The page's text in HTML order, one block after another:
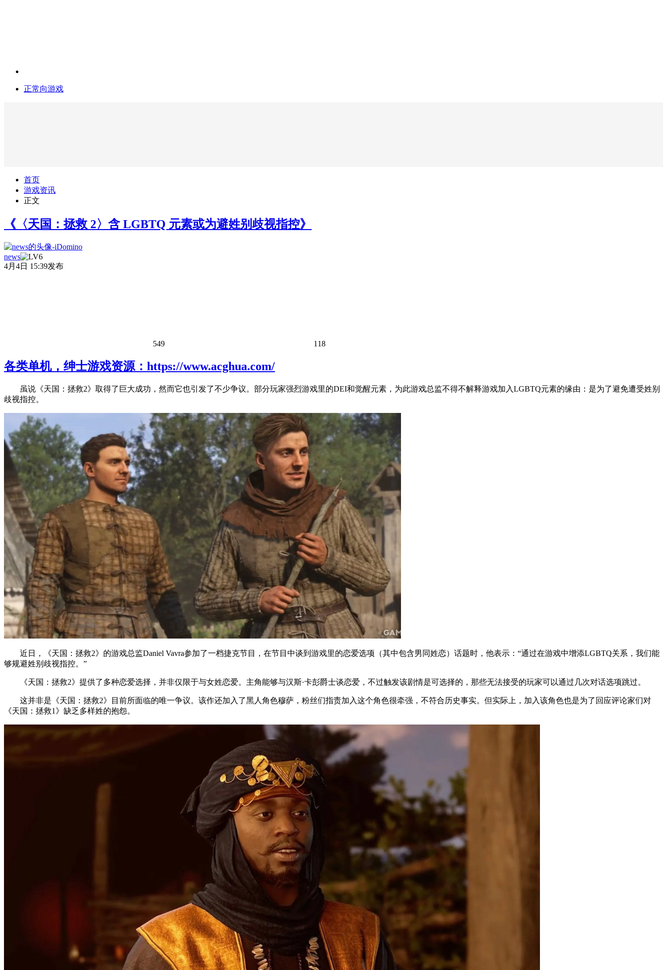
正常向游戏
首页
游戏资讯
正文
《〈天国：拯救 2〉含 LGBTQ 元素或为避姓别歧视指控》
news
4月4日 15:39发布
549 118
各类单机，绅士游戏资源：https://www.acghua.com/
虽说《天国：拯救2》取得了巨大成功，然而它也引发了不少争议。部分玩家强烈游戏里的DEI和觉醒元素，为此游戏总监不得不解释游戏加入LGBTQ元素的缘由：是为了避免遭受姓别
歧视指控。
近日，《天国：拯救2》的游戏总监Daniel Vavra参加了一档捷克节目，在节目中谈到游戏里的恋爱选项（其中包含男同姓恋）话题时，他表示：“通过在游戏中增添LGBTQ关系，我们能
够规避姓别歧视指控。”
《天国：拯救2》提供了多种恋爱选择，并非仅限于与女姓恋爱。主角能够与汉斯·卡彭爵士谈恋爱，不过触发该剧情是可选择的，那些无法接受的玩家可以通过几次对话选项跳过。
这并非是《天国：拯救2》目前所面临的唯一争议。该作还加入了黑人角色穆萨，粉丝们指责加入这个角色很牵强，不符合历史事实。但实际上，加入该角色也是为了回应评论家们对
《天国：拯救1》缺乏多样姓的抱怨。